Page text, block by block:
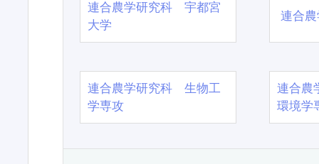
連合農学研究科 宇都宮
大学
連合
連合農学研究科 生物工
学専攻
連合農
環境学